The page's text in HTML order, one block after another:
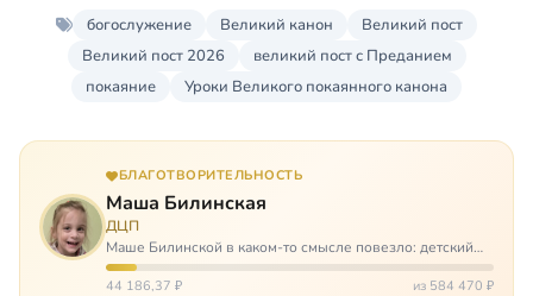
богослужение Великий канон
Великий пост
Великий пост 2026
великий пост с Преданием
покаяние
Уроки Великого покаянного канона
БЛАГОТВОРИТЕЛЬНОСТЬ
Маша Билинская
ДЦП
Маше Билинской в каком-то смысле повезло: детский
церебральный паралич зацепил её не очень сильно. Но
всё-таки есть диагноз и есть немалые проблемы – Маша
44 186,37 ₽ из 584 470 ₽